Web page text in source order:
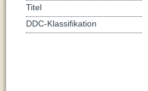
Titel
DDC-Klassifikation